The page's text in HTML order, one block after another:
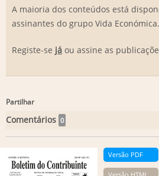
A maioria dos conteúdos está
assinantes do grupo Vida Económica.
Registe-se já ou assine as
Partilhar
Comentários 0
Versão PDF